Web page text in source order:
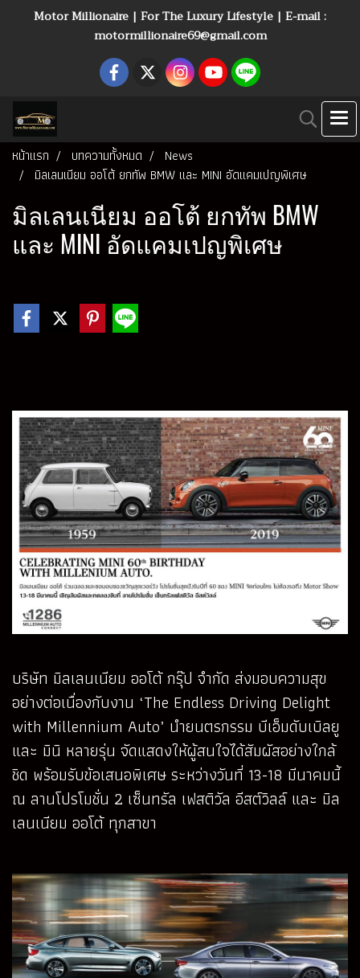
Motor Millionaire | For The Luxury Lifestyle | E-mail :
motormillionaire69@gmail.com
หน้าแรก บทความทั้งหมด
News
มิลเลนเนียม ออโต้ ยกทัพ BMW และ MINI อัดแคมเปญพิเศษ
มิลเลนเนียม ออโต้ ยกทัพ BMW
และ MINI อัดแคมเปญพิเศษ
บริษัท มิลเลนเนียม ออโต้ กรุ๊ป จำกัด ส่งมอบความสุข
อย่างต่อเนื่องกับงาน ‘The Endless Driving Delight
with Millennium Auto’ นำยนตรกรรม บีเอ็มดับเบิลยู
และ มินิ หลายรุ่น จัดแสดงให้ผู้สนใจได้สัมผัสอย่างใกล้
ชิด พร้อมรับข้อเสนอพิเศษ ระหว่างวันที่ 13-18 มีนาคมนี้
ณ ลานโปรโมชั่น 2 เซ็นทรัล เฟสติวัล อีสต์วิลล์ และ มิล
เลนเนียม ออโต้ ทุกสาขา